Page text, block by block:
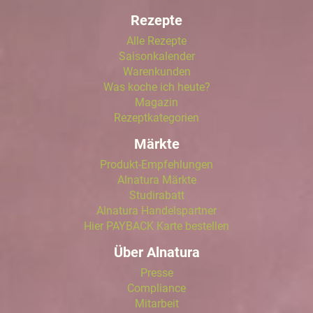
Rezepte
Alle Rezepte
Saisonkalender
Warenkunden
Was koche ich heute?
Magazin
Rezeptkategorien
Märkte
Produkt-Empfehlungen
Alnatura Märkte
Studirabatt
Alnatura Handelspartner
Hier PAYBACK Karte bestellen
Über Alnatura
Presse
Compliance
Mitarbeit